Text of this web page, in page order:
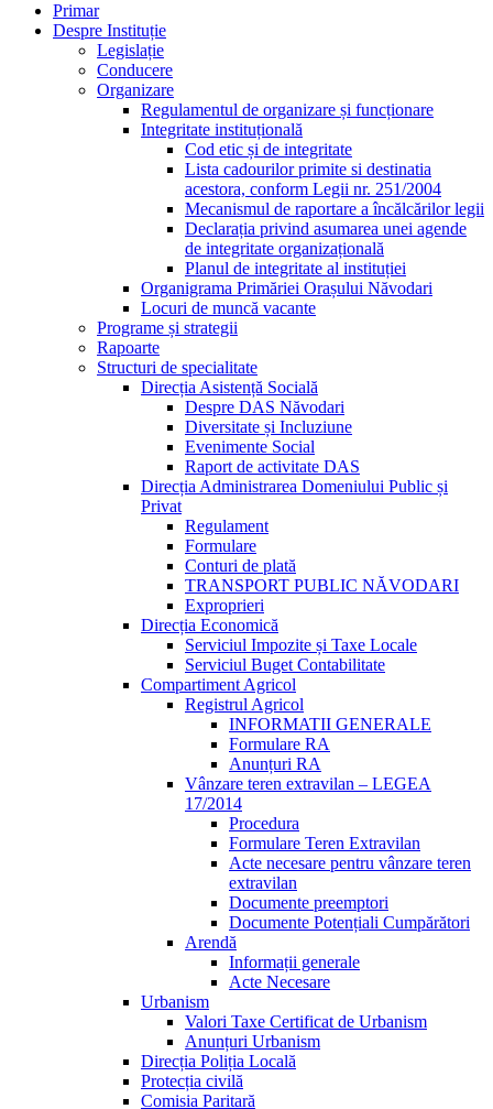
Primar
Despre Instituție
Legislație
Conducere
Organizare
Regulamentul de organizare și funcționare
Integritate instituțională
Cod etic și de integritate
Lista cadourilor primite si destinatia
acestora, conform Legii nr. 251/2004
Mecanismul de raportare a încălcărilor legii
Declarația privind asumarea unei agende
de integritate organizațională
Planul de integritate al instituției
Organigrama Primăriei Orașului Năvodari
Locuri de muncă vacante
Programe și strategii
Rapoarte
Structuri de specialitate
Direcția Asistență Socială
Despre DAS Năvodari
Diversitate și Incluziune
Evenimente Social
Raport de activitate DAS
Direcția Administrarea Domeniului Public și
Privat
Regulament
Formulare
Conturi de plată
TRANSPORT PUBLIC NĂVODARI
Exproprieri
Direcția Economică
Serviciul Impozite și Taxe Locale
Serviciul Buget Contabilitate
Compartiment Agricol
Registrul Agricol
INFORMATII GENERALE
Formulare RA
Anunțuri RA
Vânzare teren extravilan – LEGEA
17/2014
Procedura
Formulare Teren Extravilan
Acte necesare pentru vânzare teren
extravilan
Documente preemptori
Documente Potențiali Cumpărători
Arendă
Informații generale
Acte Necesare
Urbanism
Valori Taxe Certificat de Urbanism
Anunțuri Urbanism
Direcția Poliția Locală
Protecția civilă
Comisia Paritară